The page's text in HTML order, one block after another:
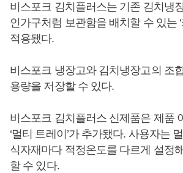
비스포크 김치플러스는 기존 김치냉
인가구처럼 보관함을 배치할 수 있는 ‘
적용됐다.
비스포크 냉장고와 김치냉장고의 조
용량을 저장할 수 있다.
비스포크 김치플러스 신제품은 제품
‘멀티 트레이’가 추가됐다. 사용자는
식자재마다 적정온도를 다르게 설정
할 수 있다.